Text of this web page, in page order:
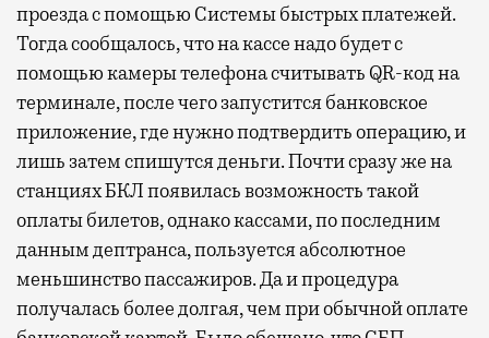
проезда с помощью Системы быстрых платежей.
Тогда сообщалось, что на кассе надо будет с
помощью камеры телефона считывать QR-код на
терминале, после чего запустится банковское
приложение, где нужно подтвердить операцию, и
лишь затем спишутся деньги. Почти сразу же на
станциях БКЛ появилась возможность такой
оплаты билетов, однако кассами, по последним
данным дептранса, пользуется абсолютное
меньшинство пассажиров. Да и процедура
получалась более долгая, чем при обычной оплате